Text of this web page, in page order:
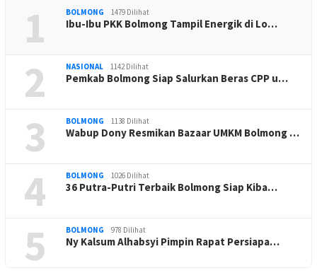
1 BOLMONG 1479 Dilihat
Ibu-Ibu PKK Bolmong Tampil Energik di Lo…
2 NASIONAL 1142 Dilihat
Pemkab Bolmong Siap Salurkan Beras CPP u…
3 BOLMONG 1138 Dilihat
Wabup Dony Resmikan Bazaar UMKM Bolmong …
4 BOLMONG 1026 Dilihat
36 Putra-Putri Terbaik Bolmong Siap Kiba…
5 BOLMONG 978 Dilihat
Ny Kalsum Alhabsyi Pimpin Rapat Persiapa…